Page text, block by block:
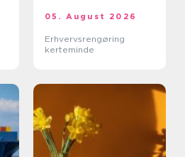
05. August 2026
Erhvervsrengøring
kerteminde